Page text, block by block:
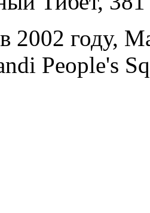
2002 году,
People's